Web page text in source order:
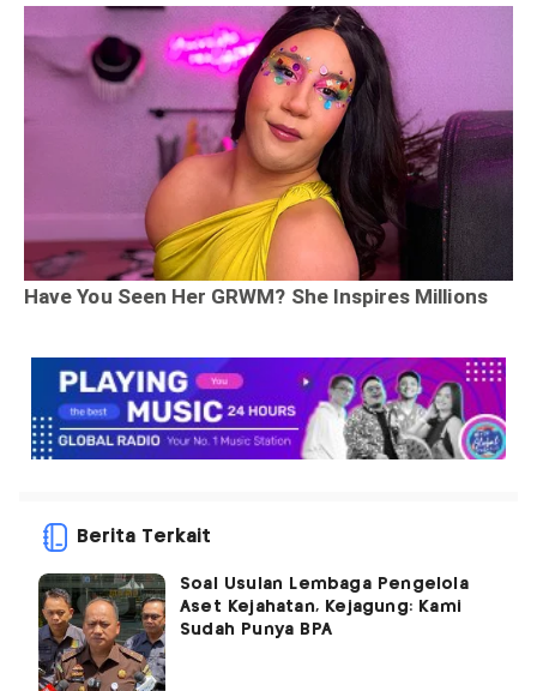
Berita Terkait
Soal Usulan Lembaga Pengelola
Aset Kejahatan, Kejagung: Kami
Sudah Punya BPA